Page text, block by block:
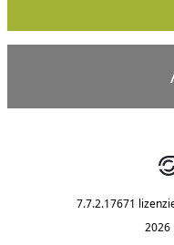
7.7.2.17671
2026